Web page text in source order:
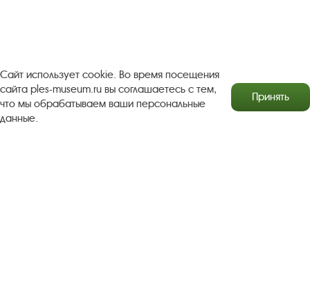
Турфирмам Документы Застройщикам
Антикоррупционная деятельность
Сайт использует cookie. Во время посещения
сайта ples-museum.ru вы соглашаетесь с тем,
что мы обрабатываем ваши персональные
данные.
Принять